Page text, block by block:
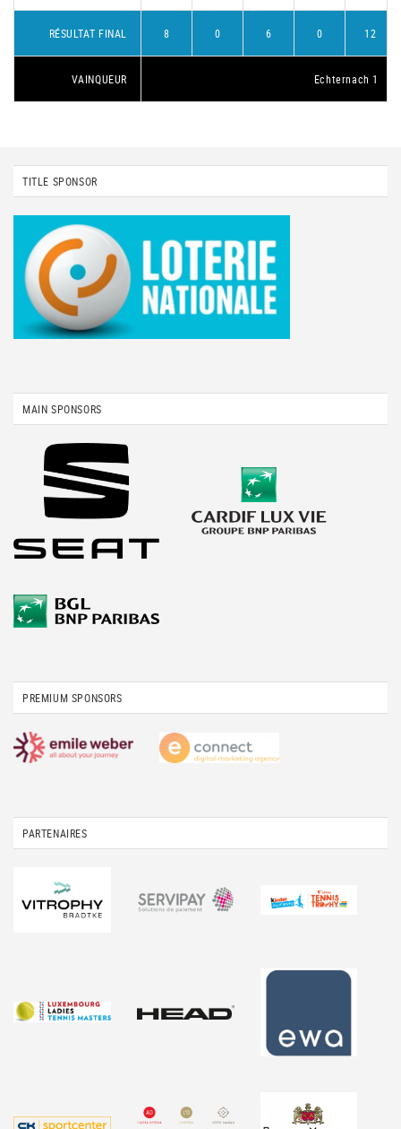
RÉSULTAT FINAL 8 0 6 0 12
VAINQUEUR Echternach 1
TITLE SPONSOR
MAIN SPONSORS
PREMIUM SPONSORS
PARTENAIRES